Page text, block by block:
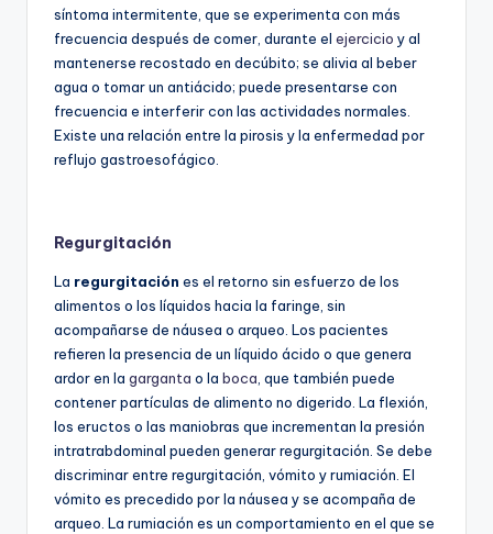
síntoma intermitente, que se experimenta con más
frecuencia después de comer, durante el ejercicio y al
mantenerse recostado en decúbito; se alivia al beber
agua o tomar un antiácido; puede presentarse con
frecuencia e interferir con las actividades normales.
Existe una relación entre la pirosis y la enfermedad por
reflujo gastroesofágico.
Regurgitación
La regurgitación es el retorno sin esfuerzo de los
alimentos o los líquidos hacia la faringe, sin
acompañarse de náusea o arqueo. Los pacientes
refieren la presencia de un líquido ácido o que genera
ardor en la garganta o la boca , que también puede
contener partículas de alimento no digerido. La flexión,
los eructos o las maniobras que incrementan la presión
intratrabdominal pueden generar regurgitación. Se debe
discriminar entre regurgitación, vómito y rumiación. El
vómito es precedido por la náusea y se acompaña de
arqueo. La rumiación es un comportamiento en el que se